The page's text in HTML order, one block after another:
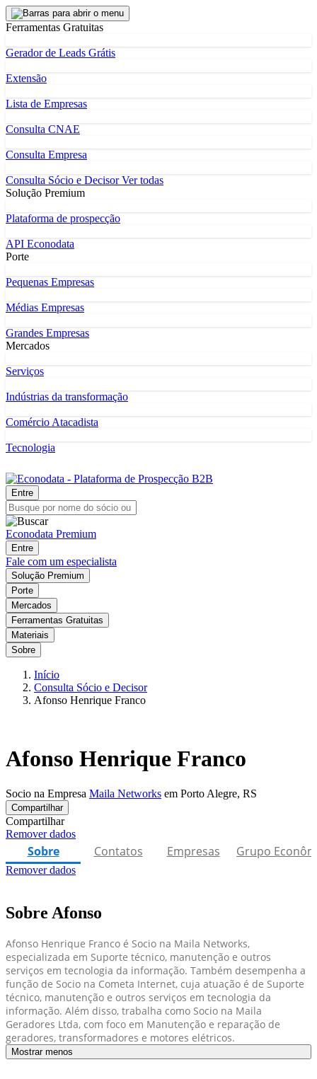
Ferramentas Gratuitas
Gerador de Leads Grátis
Extensão
Lista de Empresas
Consulta CNAE
Consulta Empresa
Consulta Sócio e DecisorVer todas
Solução Premium
Plataforma de prospecção
API Econodata
Porte
Pequenas Empresas
Médias Empresas
Grandes Empresas
Mercados
Serviços
Indústrias da transformação
Comércio Atacadista
Tecnologia
Entre
Econodata Premium
Entre
Fale com um especialista
Solução Premium
Porte
Mercados
Ferramentas Gratuitas
Materiais
Sobre
Início
Consulta Sócio e Decisor
Afonso Henrique Franco
Afonso Henrique Franco
Socio na Empresa Maila Networks em Porto Alegre, RS
Compartilhar
Compartilhar
Remover dados
Sobre Contatos Empresas Grupo
Remover dados
Sobre Afonso
Afonso Henrique Franco é Socio na Maila Networks,
especializada em Suporte técnico, manutenção e outros
serviços em tecnologia da informação. Também desempenha a
função de Socio na Cometa Internet, cuja atuação é de Suporte
técnico, manutenção e outros serviços em tecnologia da
informação. Além disso, trabalha como Socio na Maila
Geradores Ltda, com foco em Manutenção e reparação de
geradores, transformadores e motores elétricos.
Mostrar menos